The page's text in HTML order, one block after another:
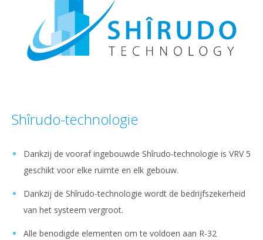
Shîrudo-technologie
Dankzij de vooraf ingebouwde Shîrudo-technologie is VRV 5
geschikt voor elke ruimte en elk gebouw.
Dankzij de Shîrudo-technologie wordt de bedrijfszekerheid
van het systeem vergroot.
Alle benodigde elementen om te voldoen aan R-32